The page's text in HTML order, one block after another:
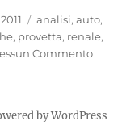
Tag
analisi,auto,
, provetta, renale,
Commento
by WordPress